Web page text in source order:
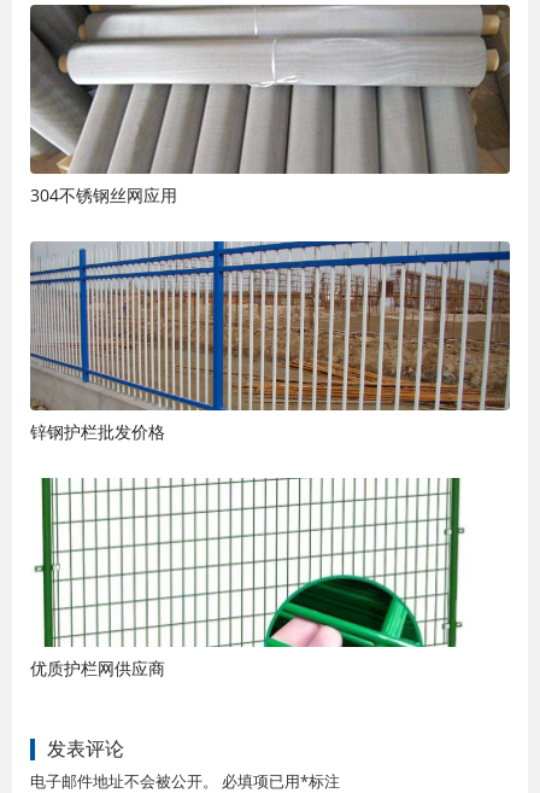
304不锈钢丝网应用
锌钢护栏批发价格
优质护栏网供应商
发表评论
电子邮件地址不会被公开。 必填项已用*标注